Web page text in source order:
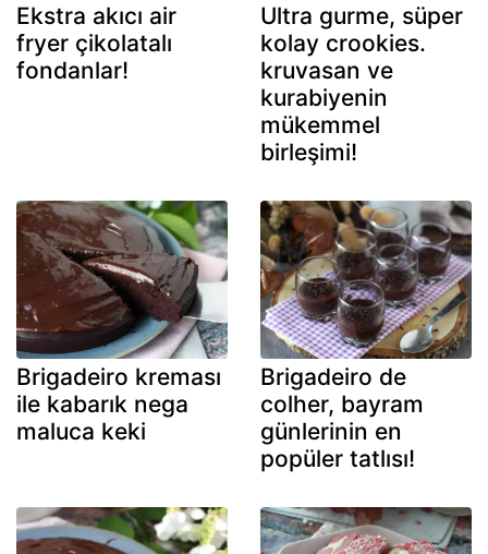
Ekstra akıcı air
fryer çikolatalı
fondanlar!
Ultra gurme, süper
kolay crookies.
kruvasan ve
kurabiyenin
mükemmel
birleşimi!
Brigadeiro kreması
ile kabarık nega
maluca keki
Brigadeiro de
colher, bayram
günlerinin en
popüler tatlısı!